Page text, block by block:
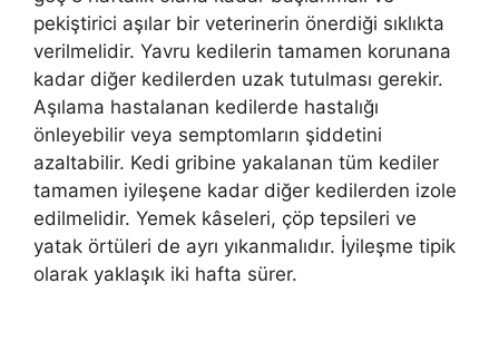
pekiştirici aşılar bir veterinerin önerdiği sıklıkta
verilmelidir. Yavru kedilerin tamamen korunana
kadar diğer kedilerden uzak tutulması gerekir.
Aşılama hastalanan kedilerde hastalığı
önleyebilir veya semptomların şiddetini
azaltabilir. Kedi gribine yakalanan tüm kediler
tamamen iyileşene kadar diğer kedilerden izole
edilmelidir. Yemek kâseleri, çöp tepsileri ve
yatak örtüleri de ayrı yıkanmalıdır. İyileşme tipik
olarak yaklaşık iki hafta sürer.